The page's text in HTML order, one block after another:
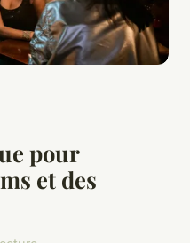
pour
et des